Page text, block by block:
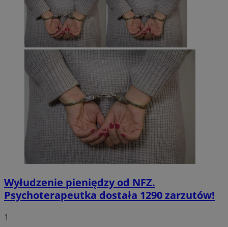
Wyłudzenie pieniędzy od NFZ.
Psychoterapeutka dostała 1290 zarzutów!
1